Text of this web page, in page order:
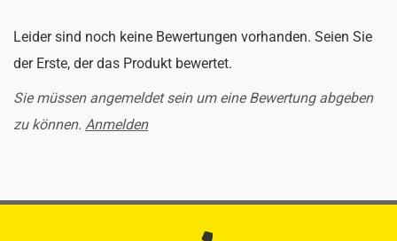
Leider sind noch keine Bewertungen vorhanden. Seien Sie
der Erste, der das Produkt bewertet.
Sie müssen angemeldet sein um eine Bewertung abgeben
zu können. Anmelden